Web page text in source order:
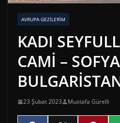
AVRUPA GEZİLERİM
KADI
CAMİ –
23 Şubat 2023 Mustafa Gürelli